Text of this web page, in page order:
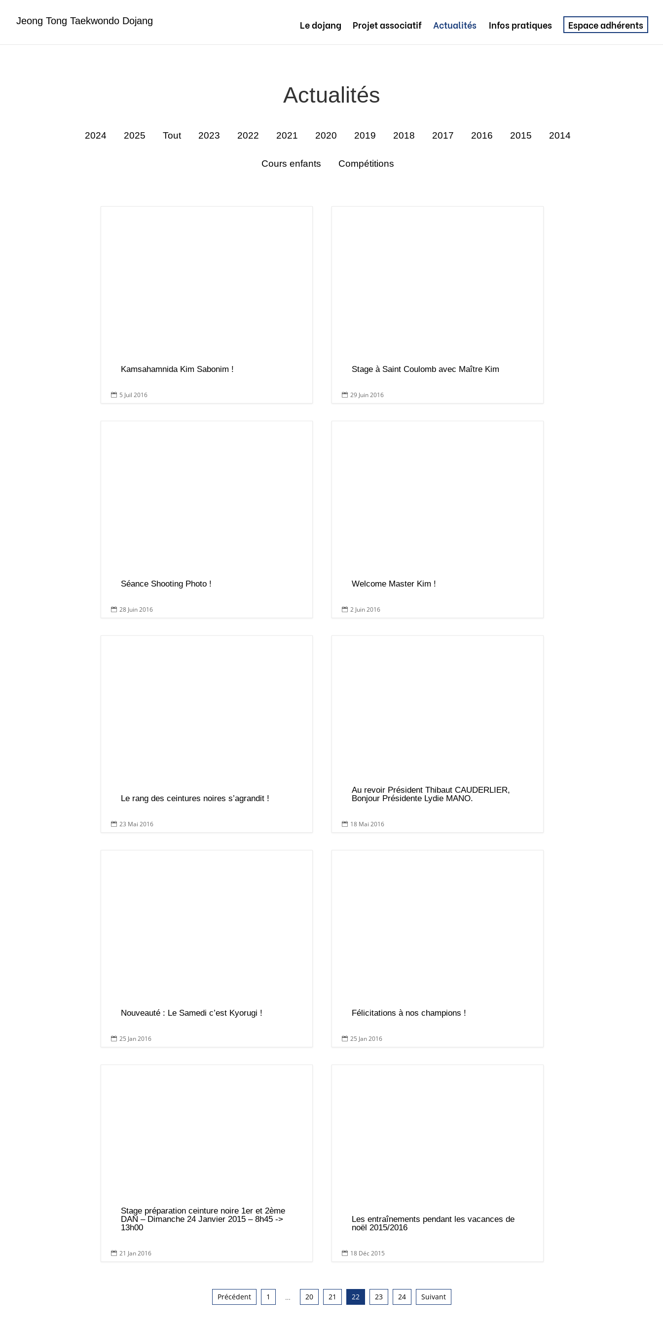
Jeong Tong Taekwondo Dojang Le dojang Projet associatif Actualités Infos pratiques Espace adhérents
Actualités
2024 2025 Tout 2023 2022 2021 2020 2019 2018 2017 2016 2015 2014
Cours enfants Compétitions
Kamsahamnida Kim Sabonim !
 5 Juil 2016
Stage à Saint Coulomb avec Maître Kim
 29 Juin 2016
Séance Shooting Photo !
 28 Juin 2016
Welcome Master Kim !
 2 Juin 2016
Le rang des ceintures noires s’agrandit !
 23 Mai 2016
Au revoir Président Thibaut CAUDERLIER,
Bonjour Présidente Lydie MANO.
 18 Mai 2016
Nouveauté : Le Samedi c’est Kyorugi !
 25 Jan 2016
Félicitations à nos champions !
 25 Jan 2016
Stage préparation ceinture noire 1er et 2ème
DAN – Dimanche 24 Janvier 2015 – 8h45 ->
13h00
 21 Jan 2016
Les entraînements pendant les vacances de
noël 2015/2016
 18 Déc 2015
Précédent 1 … 20 21 22 23 24 Suivant